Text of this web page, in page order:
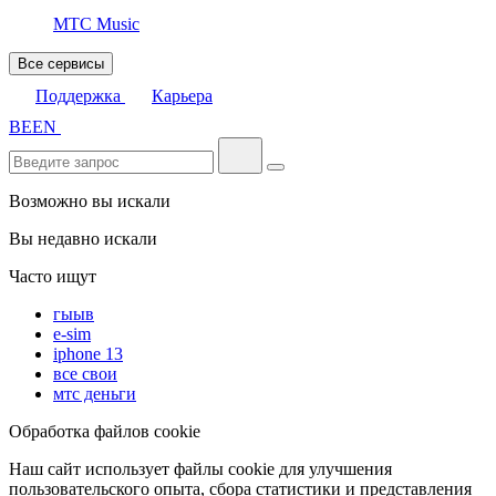
МТС Music
Все сервисы
Поддержка
Карьера
BEEN
Возможно вы искали
Вы недавно искали
Часто ищут
гыыв
e-sim
iphone 13
все свои
мтс деньги
Обработка файлов cookie
Наш сайт использует файлы cookie для улучшения
пользовательского опыта, сбора статистики и представления